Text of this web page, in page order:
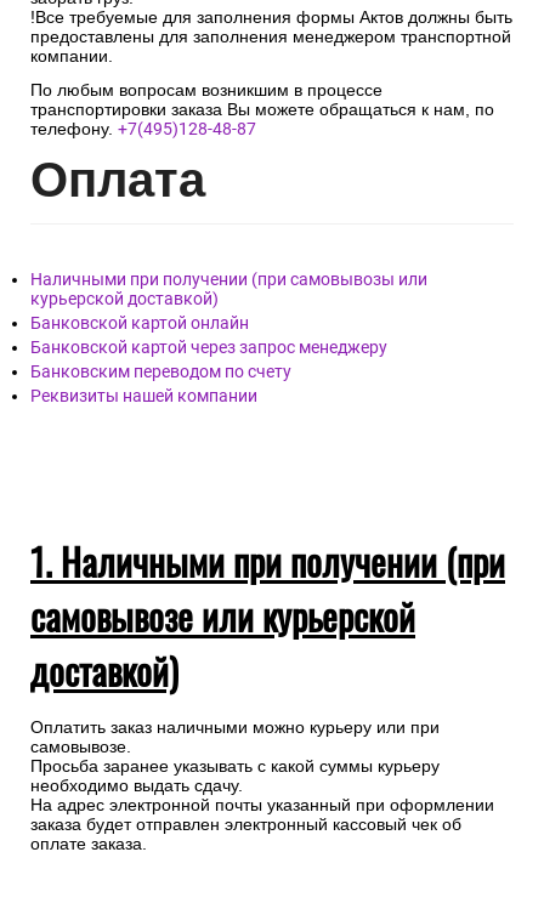
!Все требуемые для заполнения формы Актов должны быть
предоставлены для заполнения менеджером транспортной
компании.
По любым вопросам возникшим в процессе
транспортировки заказа Вы можете обращаться к нам, по
телефону. +7(495)128-48-87
Оплата
Наличными при получении (при самовывозы или
курьерской доставкой)
Банковской картой онлайн
Банковской картой через запрос менеджеру
Банковским переводом по счету
Реквизиты нашей компании
1. Наличными при получении (при
самовывозе или курьерской
доставкой)
Оплатить заказ наличными можно курьеру или при
самовывозе.
Просьба заранее указывать с какой суммы курьеру
необходимо выдать сдачу.
На адрес электронной почты указанный при оформлении
заказа будет отправлен электронный кассовый чек об
оплате заказа.